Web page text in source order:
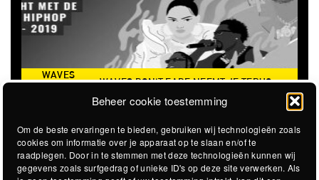
Beheer cookie toestemming
Om de beste ervaringen te bieden, gebruiken wij technologieën zoals
cookies om informatie over je apparaat op te slaan en/of te
raadplegen. Door in te stemmen met deze technologieën kunnen wij
gegevens zoals surfgedrag of unieke ID's op deze site verwerken. Als